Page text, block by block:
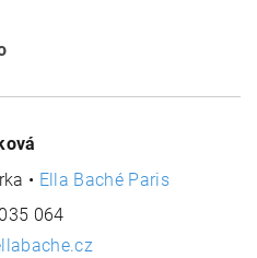
• Ella Baché Paris
064